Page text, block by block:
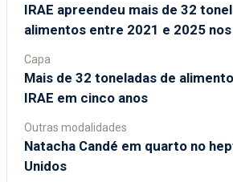
IRAE apreendeu mais de 32
alimentos entre 2021 e 2025
Capa
Mais de 32 toneladas de
IRAE em cinco anos
Outras modalidades
Natacha Candé em quarto no
Unidos